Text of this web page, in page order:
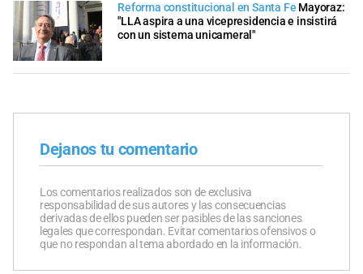
Reforma constitucional en Santa Fe Mayoraz:
"LLA aspira a una vicepresidencia e insistirá
con un sistema unicameral"
Dejanos tu comentario
Los comentarios realizados son de exclusiva
responsabilidad de sus autores y las consecuencias
derivadas de ellos pueden ser pasibles de las sanciones
legales que correspondan. Evitar comentarios ofensivos o
que no respondan al tema abordado en la información.